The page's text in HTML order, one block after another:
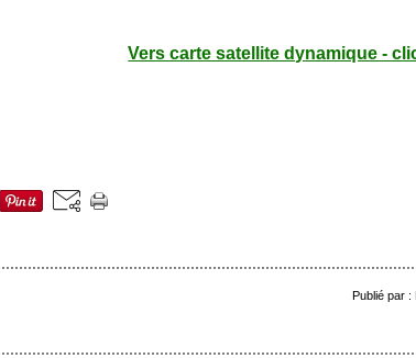
Vers carte satellite dynamique -
Publié par :